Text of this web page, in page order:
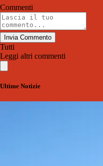
Commenti
Invia Commento
Tutti
Leggi altri commenti
Ultime Notizie